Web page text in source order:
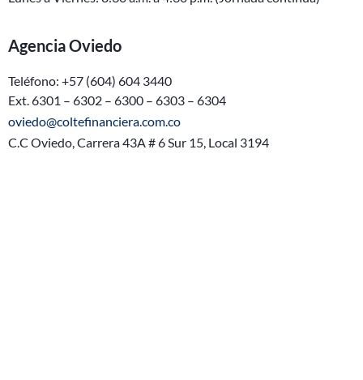
Agencia Oviedo
Teléfono: +57 (604) 604 3440
Ext. 6301 – 6302 – 6300 – 6303 – 6304
oviedo@coltefinanciera.com.co
C.C Oviedo, Carrera 43A # 6 Sur 15, Local 3194